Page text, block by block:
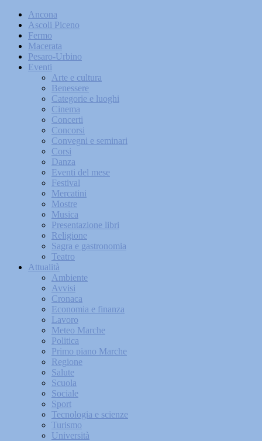
Ancona
Ascoli Piceno
Fermo
Macerata
Pesaro-Urbino
Eventi
Arte e cultura
Benessere
Categorie e luoghi
Cinema
Concerti
Concorsi
Convegni e seminari
Corsi
Danza
Eventi del mese
Festival
Mercatini
Mostre
Musica
Presentazione libri
Religione
Sagra e gastronomia
Teatro
Attualità
Ambiente
Avvisi
Cronaca
Economia e finanza
Lavoro
Meteo Marche
Politica
Primo piano Marche
Regione
Salute
Scuola
Sociale
Sport
Tecnologia e scienze
Turismo
Università